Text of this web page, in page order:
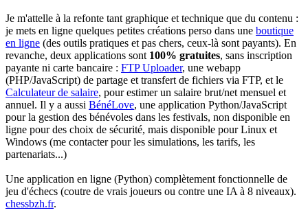
Je m'attelle à la refonte tant graphique et technique que du contenu :
je mets en ligne quelques petites créations perso dans une boutique
en ligne (des outils pratiques et pas chers, ceux-là sont payants). En
revanche, deux applications sont 100% gratuites, sans inscription
payante ni carte bancaire : FTP Uploader, une webapp
(PHP/JavaScript) de partage et transfert de fichiers via FTP, et le
Calculateur de salaire, pour estimer un salaire brut/net mensuel et
annuel. Il y a aussi BénéLove, une application Python/JavaScript
pour la gestion des bénévoles dans les festivals, non disponible en
ligne pour des choix de sécurité, mais disponible pour Linux et
Windows (me contacter pour les simulations, les tarifs, les
partenariats...)
Une application en ligne (Python) complètement fonctionnelle de
jeu d'échecs (coutre de vrais joueurs ou contre une IA à 8 niveaux).
chessbzh.fr.